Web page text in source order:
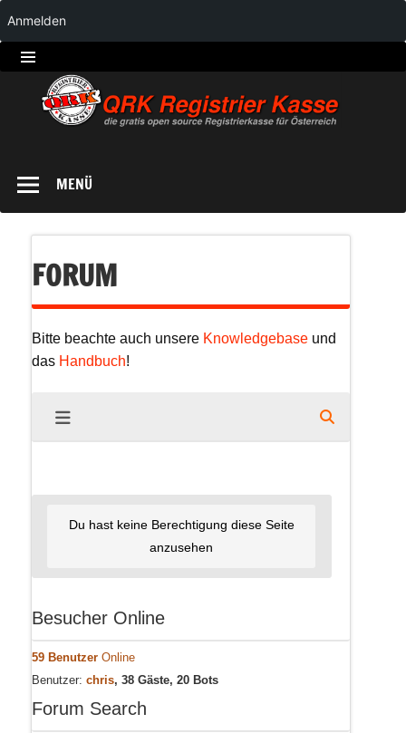
QRK
MENÜ
FORUM
Bitte beachte auch unsere Knowledgebase und
das Handbuch!
Du hast keine Berechtigung diese Seite
anzusehen
Besucher Online
59 Benutzer Online
Benutzer: chris, 38 Gäste, 20 Bots
Forum Search
Anmelden